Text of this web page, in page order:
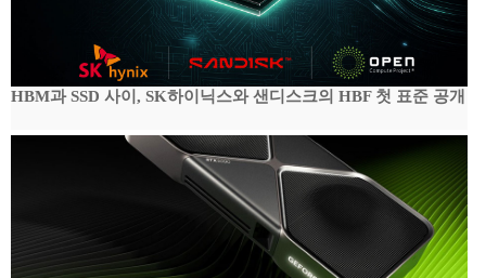
HBM과 SSD 사이, SK하이닉스와 샌디스크의 HBF 첫 표준 공개